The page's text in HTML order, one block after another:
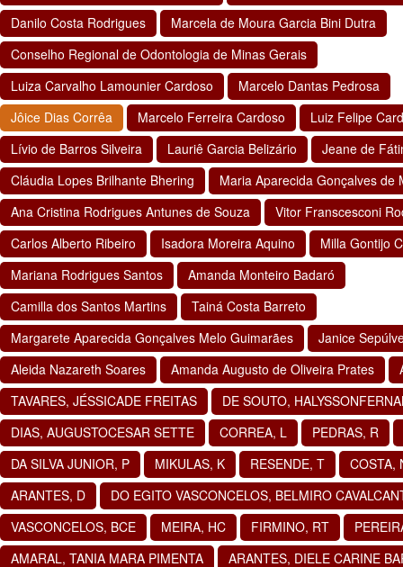
Danilo Costa Rodrigues
Marcela de Moura Garcia Bini Dutra
Conselho Regional de Odontologia de Minas Gerais
Luiza Carvalho Lamounier Cardoso
Marcelo Dantas Pedrosa
Jôice Dias Corrêa
Marcelo Ferreira Cardoso
Luiz Felipe
Lívio de Barros Silveira
Lauriê Garcia Belizário
Jeane de
Cláudia Lopes Brilhante Bhering
Maria Aparecida Gonçalves de
Ana Cristina Rodrigues Antunes de Souza
Vitor Franscesconi
Carlos Alberto Ribeiro
Isadora Moreira Aquino
Milla Gontijo
Mariana Rodrigues Santos
Amanda Monteiro Badaró
Camilla dos Santos Martins
Tainá Costa Barreto
Margarete Aparecida Gonçalves Melo Guimarães
Janice
Aleida Nazareth Soares
Amanda Augusto de Oliveira Prates
TAVARES, JÉSSICADE FREITAS
DE SOUTO,
DIAS, AUGUSTOCESAR SETTE
CORREA, L
PEDRAS, R
DA SILVA JUNIOR, P
MIKULAS, K RESENDE, T
COSTA,
ARANTES, D
DO EGITO VASCONCELOS, BELMIRO
VASCONCELOS, BCE
MEIRA, HC FIRMINO, RT
AMARAL, TANIA MARA PIMENTA
ARANTES, DIELE CARINE